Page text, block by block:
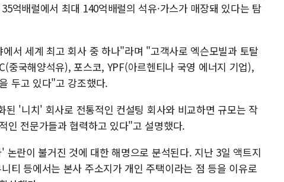
억배럴에서 최대 140억배럴의 석유·가스가 매장돼 있다는 탐
서 세계 최고 회사 중 하나"라며 "고객사로 엑슨모빌과 토탈
중국해양석유), 포스코, YPF(아르헨티나 국영 에너지 기업),
두고 있다"고 강조했다.
'니치' 회사로 전통적인 컨설팅 회사와 비교하면 규모는 작
인 전문가들과 협력하고 있다"고 설명했다.
란이 불거진 것에 대한 해명으로 분석된다. 지난 3일 액트지
티 등에서는 본사 주소지가 개인 주택이라는 점 등을 이유로